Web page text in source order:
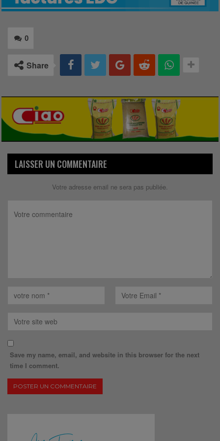
0
Share
LAISSER UN COMMENTAIRE
Votre adresse email ne sera pas publiée.
Save my name, email, and website in this browser for the next
time I comment.